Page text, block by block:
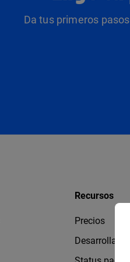
Da tus primeros
Recursos
Precios